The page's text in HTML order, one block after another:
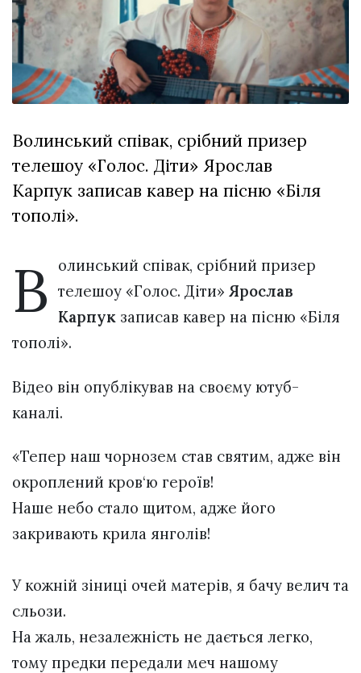
залишив у
Луцьку
три...
27 Липня 2026
782 переглядів
Всі розділи
Лайф
Афіша
ZONE 18+
Політика конфіденційності
Волинський співак, срібний призер
телешоу «Голос. Діти» Ярослав
Карпук записав кавер на пісню «Біля
тополі».
В
олинський співак, срібний призер
телешоу «Голос. Діти»Ярослав
Карпук записав кавер на пісню «Біля
тополі».
Відео він опублікував на своєму ютуб-
каналі.
«Тепер наш чорнозем став святим, адже він
окроплений кров‘ю героїв!
Наше небо стало щитом, адже його
закривають крила янголів!
У кожній зіниці очей матерів, я бачу велич та
сльози.
На жаль, незалежність не дається легко,
тому предки передали меч нашому